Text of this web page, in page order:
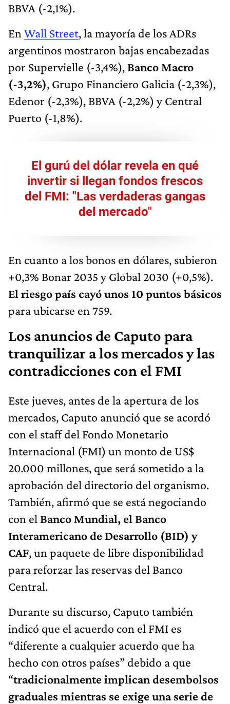
BBVA (-2,1%).
En Wall Street, la mayoría de los ADRs
argentinos mostraron bajas encabezadas
por Supervielle (-3,4%), Banco Macro
(-3,2%), Grupo Financiero Galicia (-2,3%),
Edenor (-2,3%), BBVA (-2,2%) y Central
Puerto (-1,8%).
El gurú del dólar revela en qué
invertir si llegan fondos frescos
del FMI: "Las verdaderas gangas
del mercado"
En cuanto a los bonos en dólares, subieron
+0,3% Bonar 2035 y Global 2030 (+0,5%).
El riesgo país cayó unos 10 puntos básicos
para ubicarse en 759.
Los anuncios de Caputo para
tranquilizar a los mercados y las
contradicciones con el FMI
Este jueves, antes de la apertura de los
mercados, Caputo anunció que se acordó
con el staff del Fondo Monetario
Internacional (FMI) un monto de US$
20.000 millones, que será sometido a la
aprobación del directorio del organismo.
También, afirmó que se está negociando
con el Banco Mundial, el Banco
Interamericano de Desarrollo (BID) y
CAF, un paquete de libre disponibilidad
para reforzar las reservas del Banco
Central.
Durante su discurso, Caputo también
indicó que el acuerdo con el FMI es
“diferente a cualquier acuerdo que ha
hecho con otros países” debido a que
“tradicionalmente implican desembolsos
graduales mientras se exige una serie de